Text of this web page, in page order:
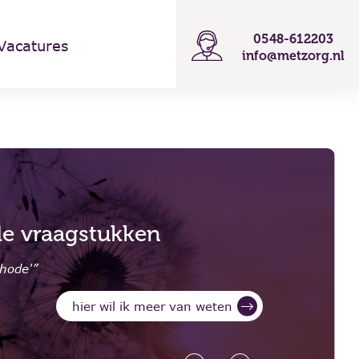
0548-612203
info@metzorg.nl
vraagstukken
hier wil ik meer van weten